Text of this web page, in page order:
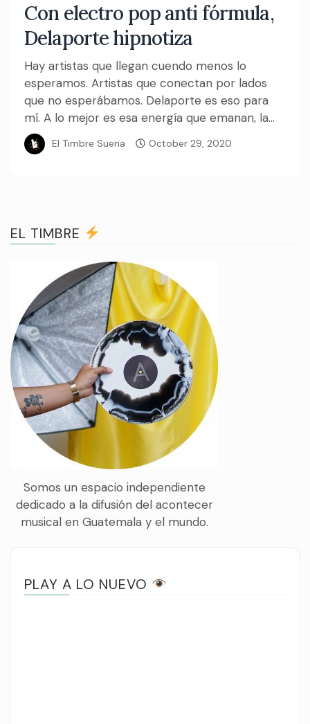
Con electro pop anti fórmula,
Delaporte hipnotiza
Hay artistas que llegan cuendo menos lo
esperamos. Artistas que conectan por lados
que no esperábamos. Delaporte es eso para
mí. A lo mejor es esa energía que emanan, la...
El Timbre Suena October 29, 2020
EL TIMBRE
Somos un espacio independiente
dedicado a la difusión del acontecer
musical en Guatemala y el mundo.
PLAY A LO NUEVO